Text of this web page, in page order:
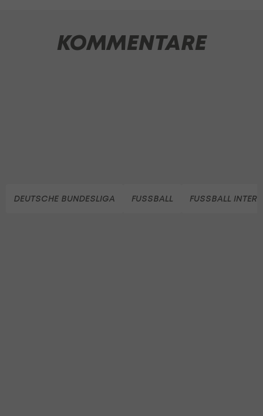
KOMMENTARE
DEUTSCHE BUNDESLIGA FUSSBALL FUSSBALL